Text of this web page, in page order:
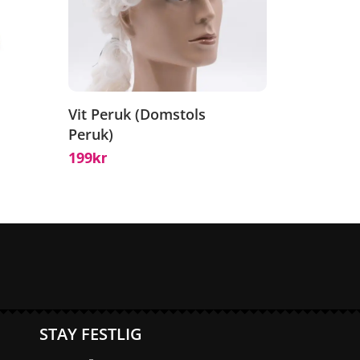
Vit Peruk (Domstols
Peruk)
199Kr
STAY FESTLIG